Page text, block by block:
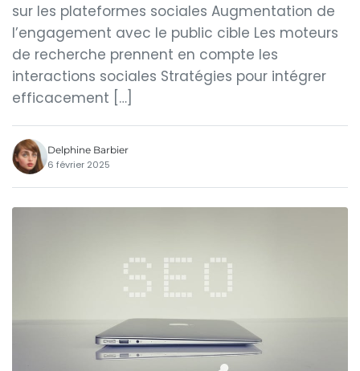
sur les plateformes sociales Augmentation de
l’engagement avec le public cible Les moteurs
de recherche prennent en compte les
interactions sociales Stratégies pour intégrer
efficacement […]
Delphine Barbier
6 février 2025